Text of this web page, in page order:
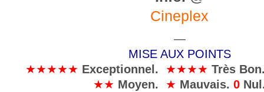
Cineplex
—
MISE AUX POINTS
★★★★★ Exceptionnel . ★★★★ Très Bon
★★ Moyen. ★ Mauvais. 0 Nul